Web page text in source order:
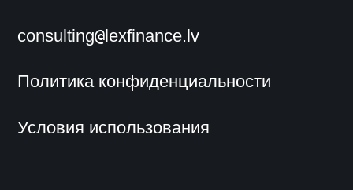
consulting@lexfinance.lv
Политика конфиденциальности
Условия использования